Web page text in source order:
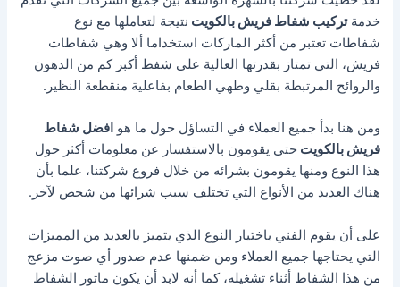
خدمةتركيب شفاط فريش بالكويت نتيجة لتعاملها مع نوع
شفاطات تعتبر من أكثر الماركات استخداما ألا وهي شفاطات
فريش، التي تمتاز بقدرتها العالية على شفط أكبر كم من الدهون
والروائح المرتبطة بقلي وطهي الطعام بفاعلية منقطعة النظير.
ومن هنا بدأ جميع العملاء في التساؤل حول ما هو افضل شفاط
فريش بالكويت حتى يقومون بالاستفسار عن معلومات أكثر حول
هذا النوع ومنها يقومون بشرائه من خلال فروع شركتنا، علما بأن
هناك العديد من الأنواع التي تختلف سبب شرائها من شخص لآخر.
على أن يقوم الفني باختيار النوع الذي يتميز بالعديد من المميزات
التي يحتاجها جميع العملاء ومن ضمنها عدم صدور أي صوت مزعج
من هذا الشفاط أثناء تشغيله، كما أنه لابد أن يكون ماتور الشفاط